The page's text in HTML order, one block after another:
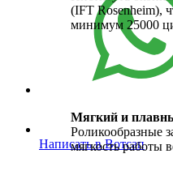
Написать в Вотсап
(IFT Rosenheim),
минимум 25000
Мягкий и
Роликообразные
мягкость работы